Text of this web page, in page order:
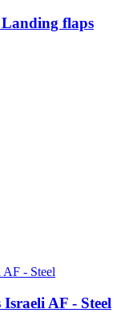
flaps
AF - Steel